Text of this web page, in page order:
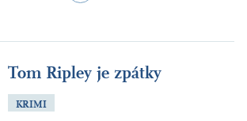
Tom Ripley je zpátky
KRIMI